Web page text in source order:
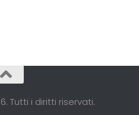
Tutti i diritti riservati.